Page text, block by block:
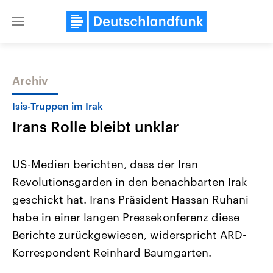
Close
Themen
Landtagswahl Sachsen-Anhalt
2026
Alle Informationen
Sachsen-Anhalt wählt am 6.
September 2026 einen neuen
Landtag. Seit 2021 wird das
Bundesland von einer Koalition aus
USA
Aktuelle Beiträge,
Hintergründe
Wirtschaftlich und
gehören die Vereinigten
den mächtigsten Ländern
Archiv
Isis-Truppen im Irak
Irans Rolle bleibt unklar
US-Medien berichten, dass der Iran
Revolutionsgarden in den benachbarten Irak
geschickt hat. Irans Präsident Hassan Ruhani
habe in einer langen Pressekonferenz diese
Berichte zurückgewiesen, widerspricht ARD-
Korrespondent Reinhard Baumgarten.